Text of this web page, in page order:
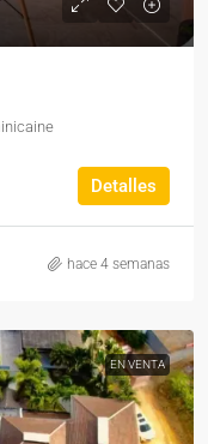
Detalles
hace 4 semanas
EN VENTA